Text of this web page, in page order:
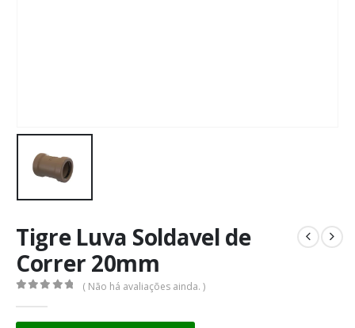
Tigre Luva Soldavel de
Correr 20mm
( Não há avaliações ainda. )